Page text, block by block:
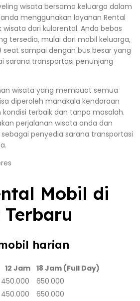
wisata bersama keluarga dalam
menggunakan layanan Rental
wisata dari kulorental. Anda bebas
tersedia, mulai dari mobil keluarga,
sampai dengan bus besar yang
sarana transportasi penunjang
wisata yang membuat semua
diperoleh manakala kendaraan
terbaik dan tanpa masalah.
perjalanan wisata anda dan
penyedia sarana transportasi
Mobil di
Terbaru
harian
12 Jam 18 Jam (Full Day)
450.000
650.000
450.000 650.000